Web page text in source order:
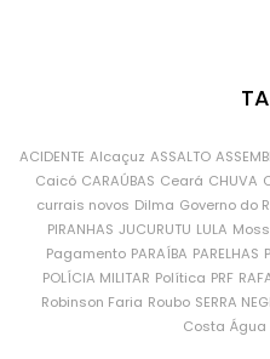
ACIDENTE Alcaçuz ASSALTO
Caicó CARAÚBAS Ceará CHUVA
currais novos Dilma Governo do
PIRANHAS JUCURUTU LULA
Pagamento PARAÍBA PARELHAS
POLÍCIA MILITAR Política PRF
Robinson Faria Roubo SERRA
Costa Água